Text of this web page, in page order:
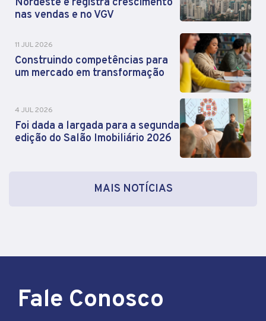
nas vendas e no VGV
11 JUL 2026
Construindo competências para
um mercado em transformação
4 JUL 2026
Foi dada a largada para a segunda
edição do Salão Imobiliário 2026
MAIS NOTÍCIAS
Fale Conosco